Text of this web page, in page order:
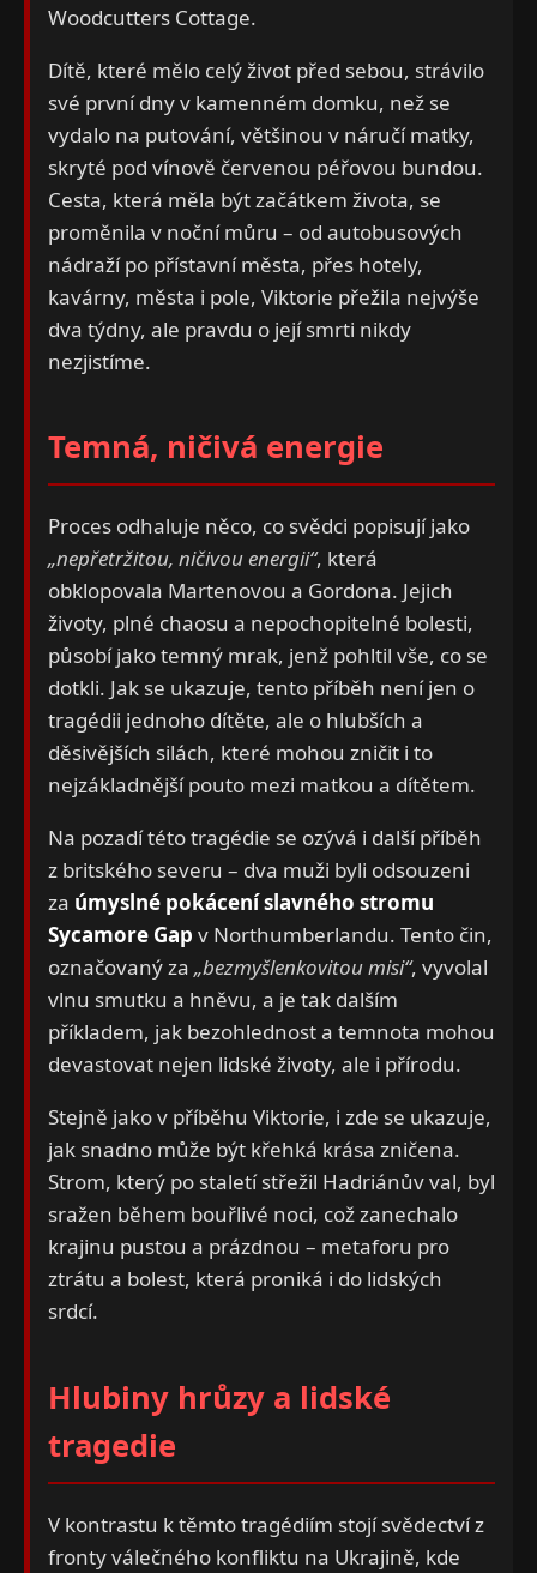
Woodcutters Cottage.
Dítě, které mělo celý život před sebou, strávilo
své první dny v kamenném domku, než se
vydalo na putování, většinou v náručí matky,
skryté pod vínově červenou péřovou bundou.
Cesta, která měla být začátkem života, se
proměnila v noční můru – od autobusových
nádraží po přístavní města, přes hotely,
kavárny, města i pole, Viktorie přežila nejvýše
dva týdny, ale pravdu o její smrti nikdy
nezjistíme.
Temná, ničivá energie
Proces odhaluje něco, co svědci popisují jako
„nepřetržitou, ničivou energii“, která
obklopovala Martenovou a Gordona. Jejich
životy, plné chaosu a nepochopitelné bolesti,
působí jako temný mrak, jenž pohltil vše, co se
dotkli. Jak se ukazuje, tento příběh není jen o
tragédii jednoho dítěte, ale o hlubších a
děsivějších silách, které mohou zničit i to
nejzákladnější pouto mezi matkou a dítětem.
Na pozadí této tragédie se ozývá i další příběh
z britského severu – dva muži byli odsouzeni
za úmyslné pokácení slavného stromu
Sycamore Gap v Northumberlandu. Tento čin,
označovaný za „bezmyšlenkovitou misi“, vyvolal
vlnu smutku a hněvu, a je tak dalším
příkladem, jak bezohlednost a temnota mohou
devastovat nejen lidské životy, ale i přírodu.
Stejně jako v příběhu Viktorie, i zde se ukazuje,
jak snadno může být křehká krása zničena.
Strom, který po staletí střežil Hadriánův val, byl
sražen během bouřlivé noci, což zanechalo
krajinu pustou a prázdnou – metaforu pro
ztrátu a bolest, která proniká i do lidských
srdcí.
Hlubiny hrůzy a lidské
tragedie
V kontrastu k těmto tragédiím stojí svědectví z
fronty válečného konfliktu na Ukrajině, kde